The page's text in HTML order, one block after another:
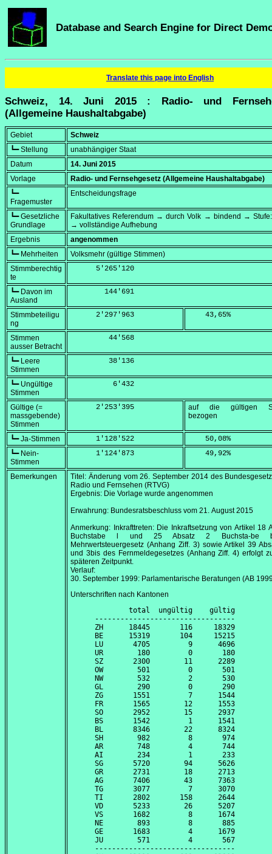
Database and Search Engine for Direct
Translate this page into English
Schweiz, 14. Juni 2015 : Radio- und
(Allgemeine Haushaltabgabe)
Gebiet
Schweiz
┗━ Stellung
unabhängiger Staat
Datum
14. Juni 2015
Vorlage
Radio- und Fernsehgesetz (Allgemeine Haushaltabgabe)
┗━
Fragemuster
Entscheidungsfrage
┗━ Gesetzliche
Grundlage
Fakultatives Referendum → durch Volk → bindend →
→ vollständige Aufhebung
Ergebnis
angenommen
┗━ Mehrheiten
Volksmehr (gültige Stimmen)
Stimmberechtig
te
      5'265'120
┗━ Davon im
Ausland
        144'691
Stimmbeteiligu
ng
      2'297'963
    43,65
%
Stimmen
ausser Betracht
         44'568
┗━ Leere
Stimmen
         38'136
┗━ Ungültige
Stimmen
          6'432
Gültige (=
massgebende)
Stimmen
      2'253'395
auf die gültigen
bezogen
┗━ Ja-Stimmen
      1'128'522
    50,08
%
┗━ Nein-
Stimmen
      1'124'873
    49,92
%
Bemerkungen Titel: Änderung vom26. September 2014des
Radio und Fernsehen (RTVG)
Ergebnis: Die Vorlage wurde angenommen
Erwahrung: Bundesratsbeschluss vom 21. August 2015
Anmerkung: Inkrafttreten: Die Inkraftsetzung von Artikel 18
Buchstabe l und 25 Absatz 2 Buchsta-be
Mehrwertsteuergesetz (Anhang Ziff. 3) sowie Artikel 39
und 3bis des Fernmeldegesetzes (Anhang Ziff. 4) erfolgt
späteren Zeitpunkt.
Verlauf:
30. September 1999: Parlamentarische Beratungen (AB
Unterschriften nach Kantonen
        total  ungültig    gültig
---------------------------------
ZH      18445       116     18329
BE      15319       104     15215
LU       4705         9      4696
UR        180         0       180
SZ       2300        11      2289
OW        501         0       501
NW        532         2       530
GL        290         0       290
ZG       1551         7      1544
FR       1565        12      1553
SO       2952        15      2937
BS       1542         1      1541
BL       8346        22      8324
SH        982         8       974
AR        748         4       744
AI        234         1       233
SG       5720        94      5626
GR       2731        18      2713
AG       7406        43      7363
TG       3077         7      3070
TI       2802       158      2644
VD       5233        26      5207
VS       1682         8      1674
NE        893         8       885
GE       1683         4      1679
JU        571         4       567
---------------------------------